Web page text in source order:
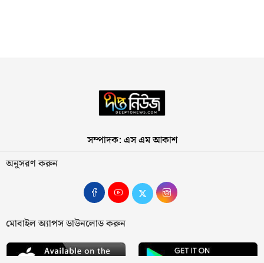
সম্পাদক: এস এম আকাশ
অনুসরণ করুন
মোবাইল অ্যাপস ডাউনলোড করুন